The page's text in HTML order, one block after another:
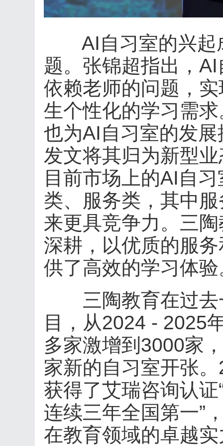
AI自习室的兴起
题。张锦超指出，
依赖老师的问题，
生个性化的学习需
也为AI自习室的发
发文将其归为新型
目前市场上的AI自
类、服务类，其中
来更具竞争力。三
深耕，以优质的服
供了高效的学习体验
三陶教育在过去
目，从2024 - 2025
多家激增到3000家
家新的自习室开张
获得了艾瑞咨询认
连续三年全国第一”
在教育领域的卓越